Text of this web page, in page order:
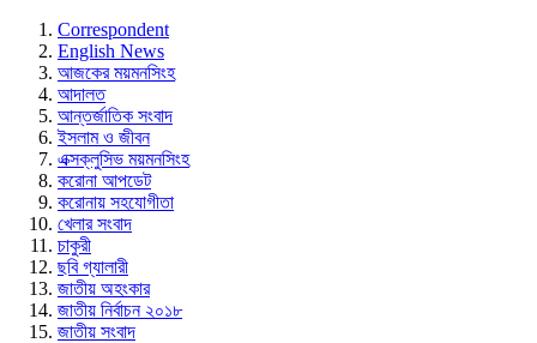
Correspondent
English News
আজকের ময়মনসিংহ
আদালত
আন্তর্জাতিক সংবাদ
ইসলাম ও জীবন
এক্সক্লুসিভ ময়মনসিংহ
করোনা আপডেট
করোনায় সহযোগীতা
খেলার সংবাদ
চাকুরী
ছবি গ্যালারী
জাতীয় অহংকার
জাতীয় নির্বাচন ২০১৮
জাতীয় সংবাদ